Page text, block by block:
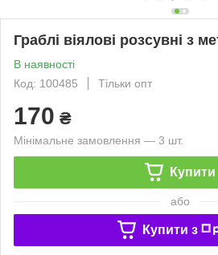
Граблі віялові розсувні з
В наявності
Код: 100485
Тільки опт
170 ₴
Мінімальне замовлення — 3 шт.
Купити
або
Купити з